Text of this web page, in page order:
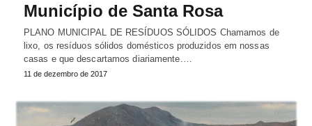
Município de Santa Rosa
PLANO MUNICIPAL DE RESÍDUOS SÓLIDOS Chamamos de
lixo, os resíduos sólidos domésticos produzidos em nossas
casas e que descartamos diariamente.…
11 de dezembro de 2017